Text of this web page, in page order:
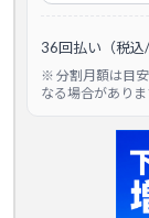
36回払い（税込/
※ 分割月額は目
なる場合がありま